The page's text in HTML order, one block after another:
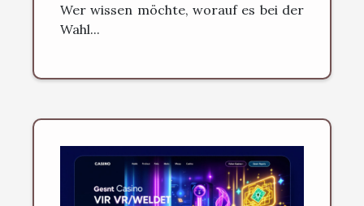
Wer wissen möchte, worauf es bei der
Wahl...